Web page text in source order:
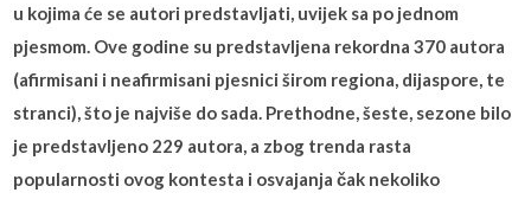
u kojima će se autori predstavljati, uvijek sa po jednom
pjesmom. Ove godine su predstavljena rekordna 370 autora
(afirmisani i neafirmisani pjesnici širom regiona, dijaspore, te
stranci), što je najviše do sada. Prethodne, šeste, sezone bilo
je predstavljeno 229 autora, a zbog trenda rasta
popularnosti ovog kontesta i osvajanja čak nekoliko